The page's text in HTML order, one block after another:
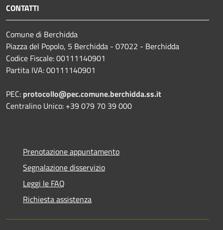
CONTATTI
Comune di Berchidda
Piazza del Popolo, 5 Berchidda - 07022 - Berchidda
Codice Fiscale: 00111140901
Partita IVA: 00111140901
PEC: protocollo@pec.comune.berchidda.ss.it
Centralino Unico: +39 079 70 39 000
Prenotazione appuntamento
Segnalazione disservizio
Leggi le FAQ
Richiesta assistenza